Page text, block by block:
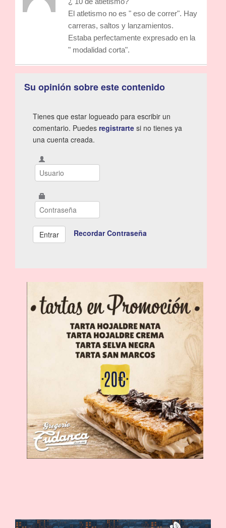
El atletismo no es " eso de correr". Hay
carreras, saltos y lanzamientos.
Estaba perfectamente expresado en la
" modalidad corta".
Su opinión sobre este contenido
Tienes que estar logueado para escribir un
comentario. Puedes registrarte si no tienes ya
una cuenta creada.
Recordar Contraseña